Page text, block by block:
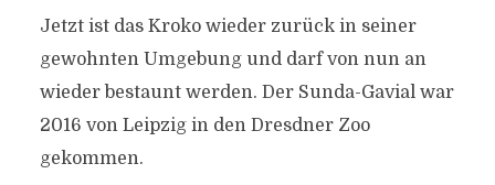
Jetzt ist das Kroko wieder zurück in seiner
gewohnten Umgebung und darf von nun an
wieder bestaunt werden. Der Sunda-Gavial war
2016 von Leipzig in den Dresdner Zoo
gekommen.